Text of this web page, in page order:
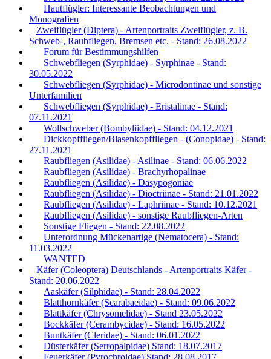
Hautflügler: Interessante Beobachtungen und
Monografien
Zweiflügler (Diptera) - Artenportraits Zweiflügler, z. B.
Schweb-, Raubfliegen, Bremsen etc. - Stand: 26.08.2022
Forum für Bestimmungshilfen
Schwebfliegen (Syrphidae) - Syrphinae - Stand:
30.05.2022
Schwebfliegen (Syrphidae) - Microdontinae und sonstige
Unterfamilien
Schwebfliegen (Syrphidae) - Eristalinae - Stand:
07.11.2021
Wollschweber (Bombyliidae) - Stand: 04.12.2021
Dickkopffliegen/Blasenkopffliegen - (Conopidae) - Stand:
27.11.2021
Raubfliegen (Asilidae) - Asilinae - Stand: 06.06.2022
Raubfliegen (Asilidae) - Brachyrhopalinae
Raubfliegen (Asilidae) - Dasypogoniae
Raubfliegen (Asilidae) - Dioctriinae - Stand: 21.01.2022
Raubfliegen (Asilidae) - Laphriinae - Stand: 10.12.2021
Raubfliegen (Asilidae) - sonstige Raubfliegen-Arten
Sonstige Fliegen - Stand: 22.08.2022
Unterordnung Mückenartige (Nematocera) - Stand:
11.03.2022
WANTED
Käfer (Coleoptera) Deutschlands - Artenportraits Käfer -
Stand: 20.06.2022
Aaskäfer (Silphidae) - Stand: 28.04.2022
Blatthornkäfer (Scarabaeidae) - Stand: 09.06.2022
Blattkäfer (Chrysomelidae) - Stand 23.05.2022
Bockkäfer (Cerambycidae) - Stand: 16.05.2022
Buntkäfer (Cleridae) - Stand: 06.01.2022
Düsterkäfer (Serropalpidae) Stand: 18.07.2017
Feuerkäfer (Pyrochroidae) Stand: 28.08.2017